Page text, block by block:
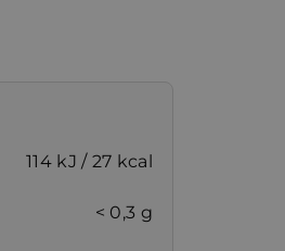
114 kJ / 27 kcal
< 0,3 g